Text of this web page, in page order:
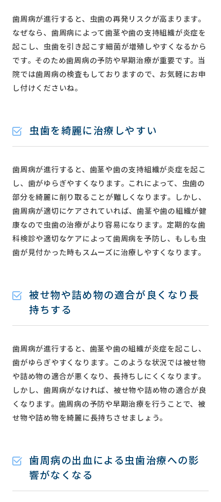
歯周病が進行すると、虫歯の再発リスクが高まります。
なぜなら、歯周病によって歯茎や歯の支持組織が炎症を
起こし、虫歯を引き起こす細菌が増殖しやすくなるから
です。そのため歯周病の予防や早期治療が重要です。当
院では歯周病の検査もしておりますので、お気軽にお申
し付けくださいね。
虫歯を綺麗に治療しやすい
歯周病が進行すると、歯茎や歯の支持組織が炎症を起こ
し、歯がゆらぎやすくなります。これによって、虫歯の
部分を綺麗に削り取ることが難しくなります。しかし、
歯周病が適切にケアされていれば、歯茎や歯の組織が健
康なので虫歯の治療がより容易になります。定期的な歯
科検診や適切なケアによって歯周病を予防し、もしも虫
歯が見付かった時もスムーズに治療しやすくなります。
被せ物や詰め物の適合が良くなり長
持ちする
歯周病が進行すると、歯茎や歯の組織が炎症を起こし、
歯がゆらぎやすくなります。このような状況では被せ物
や詰め物の適合が悪くなり、長持ちしにくくなります。
しかし、歯周病がなければ、被せ物や詰め物の適合が良
くなります。歯周病の予防や早期治療を行うことで、被
せ物や詰め物を綺麗に長持ちさせましょう。
歯周病の出血による虫歯治療への影
響がなくなる